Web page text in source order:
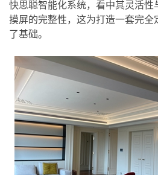
快思聪智能化系统，看中其灵活性
摸屏的完整性，这为打造一套完全
了基础。